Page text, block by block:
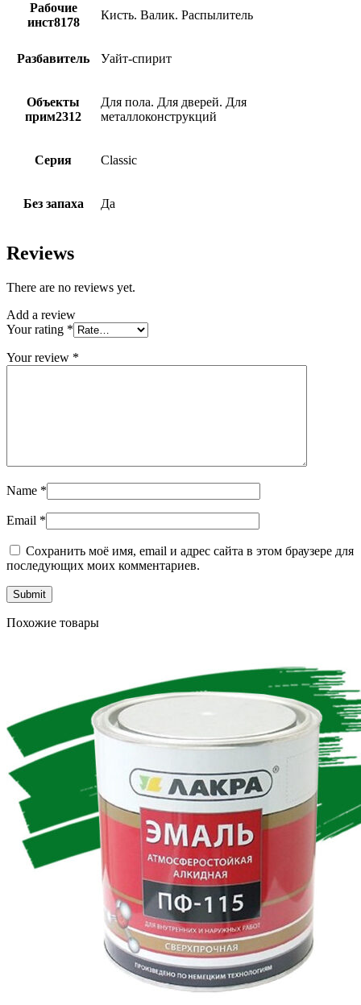
Рабочие
инст8178
Кисть. Валик. Распылитель
Разбавитель Уайт-спирит
Объекты
прим2312
Для пола. Для дверей. Для
металлоконструкций
Серия Classic
Без запаха Да
Reviews
There are no reviews yet.
Add a review
Your rating *
Your review *
Name *
Email *
Сохранить моё имя, email и адрес сайта в этом браузере для
последующих моих комментариев.
Похожие товары